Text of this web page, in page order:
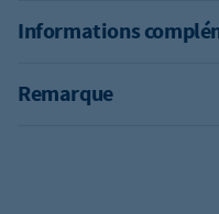
Informations
Remarque